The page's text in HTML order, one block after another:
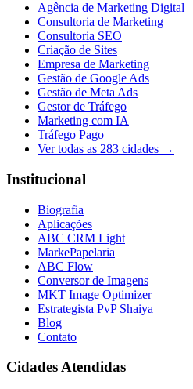
Agência de Marketing Digital
Consultoria de Marketing
Consultoria SEO
Criação de Sites
Empresa de Marketing
Gestão de Google Ads
Gestão de Meta Ads
Gestor de Tráfego
Marketing com IA
Tráfego Pago
Ver todas as 283 cidades →
Institucional
Biografia
Aplicações
ABC CRM Light
MarkePapelaria
ABC Flow
Conversor de Imagens
MKT Image Optimizer
Estrategista PvP Shaiya
Blog
Contato
Cidades Atendidas